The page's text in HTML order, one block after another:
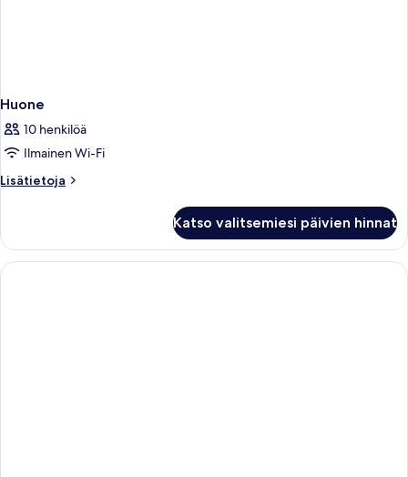
Huone
10 henkilöä
Ilmainen Wi-Fi
Lisätietoja
Lisätietoja
Katso valitsemiesi päivien hinnat